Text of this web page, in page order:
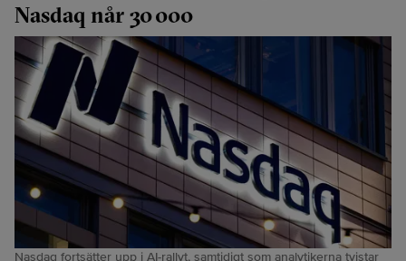
Nasdaq når 30 000
Nasdaq fortsätter upp i AI‑rallyt, samtidigt som analytikerna tvistar